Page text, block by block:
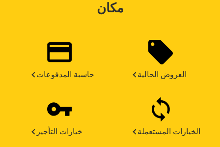
مكان
حاسبة المدفوعات العروض الحالية
خيارات التأجير الخيارات المستعملة